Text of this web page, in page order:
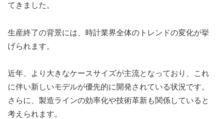
てきました。
生産終了の背景には、時計業界全体のトレンドの変化が挙
げられます。
近年、より大きなケースサイズが主流となっており、これ
に伴い新しいモデルが優先的に開発されている状況です。
さらに、製造ラインの効率化や技術革新も関係していると
考えられます。